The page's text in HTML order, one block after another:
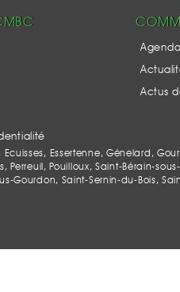
Agenda
Actus
Essertenne, Génelard,
Pouilloux, Saint-Bérain-
Gourdon, Saint-Sernin-du-Bois,